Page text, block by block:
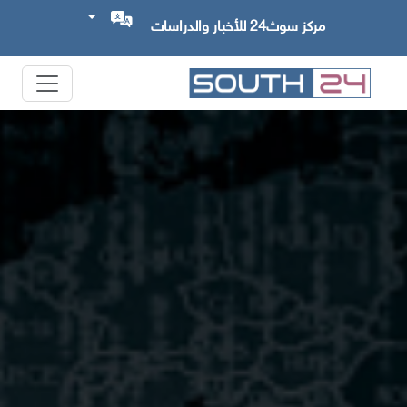
مركز سوث24 للأخبار والدراسات